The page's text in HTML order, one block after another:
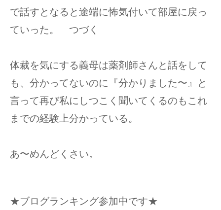
で話すとなると途端に怖気付いて部屋に戻っ
ていった。 つづく
体裁を気にする義母は薬剤師さんと話をして
も、分かってないのに『分かりました〜』と
言って再び私にしつこく聞いてくるのもこれ
までの経験上分かっている。
あ〜めんどくさい。
★ブログランキング参加中です★